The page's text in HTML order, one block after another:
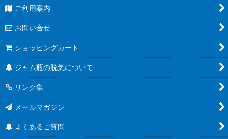
ご利用案内
お問い合せ
ショッピングカート
ジャム瓶の脱気について
リンク集
メールマガジン
よくあるご質問